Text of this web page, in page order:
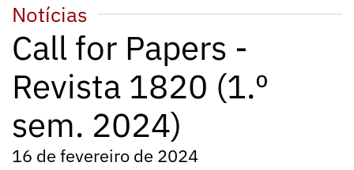
Notícias
Call for Papers -
Revista 1820 (1.º
sem. 2024)
16 de fevereiro de 2024